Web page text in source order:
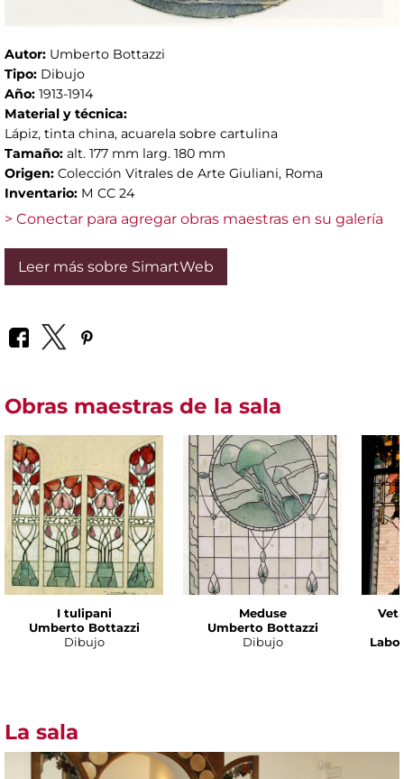
Autor: Umberto Bottazzi
Tipo: Dibujo
Año: 1913-1914
Material y técnica:
Lápiz, tinta china, acuarela sobre cartulina
Tamaño: alt. 177 mm larg. 180 mm
Origen: Colección Vitrales de Arte Giuliani, Roma
Inventario: M CC 24
> Conectar para agregar obras maestras en su galería
Leer más sobre SimartWeb
Obras maestras de la sala
I tulipani
Umberto Bottazzi
Dibujo
Meduse
Umberto Bottazzi
Dibujo
La sala